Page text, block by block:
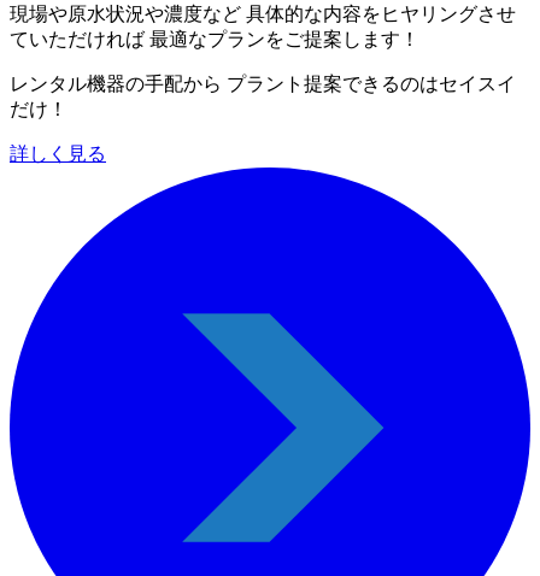
現場や原水状況や濃度など 具体的な内容をヒヤリングさせ
ていただければ 最適なプランをご提案します！
レンタル機器の手配から プラント提案できるのはセイスイ
だけ！
詳しく見る